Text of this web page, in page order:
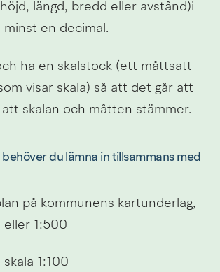
längd, bredd eller avstånd)i
en decimal.
ha en skalstock (ett måttsatt
visar skala) så att det går att
skalan och måtten stämmer.
behöver du lämna in tillsammans med
på kommunens kartunderlag,
eller 1:500
1:100